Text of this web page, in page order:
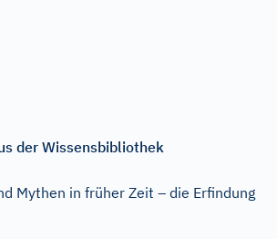
der Wissensbibliothek
Mythen in früher Zeit – die Erfindung